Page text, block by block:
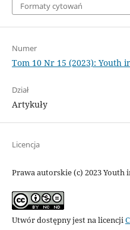
Formaty cytowań
Numer
Tom 10 Nr 15 (2023): Youth
Dział
Artykuły
Licencja
Prawa autorskie (c) 2023 Youth
Utwór dostępny jest na licencji